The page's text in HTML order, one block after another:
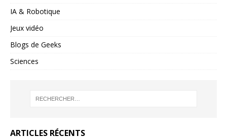
IA & Robotique
Jeux vidéo
Blogs de Geeks
Sciences
ARTICLES RÉCENTS